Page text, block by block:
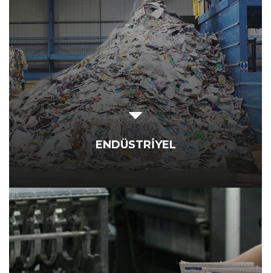
ENDÜSTRİYEL